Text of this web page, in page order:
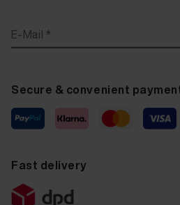
E-Mail *
Secure & convenient
Fast delivery